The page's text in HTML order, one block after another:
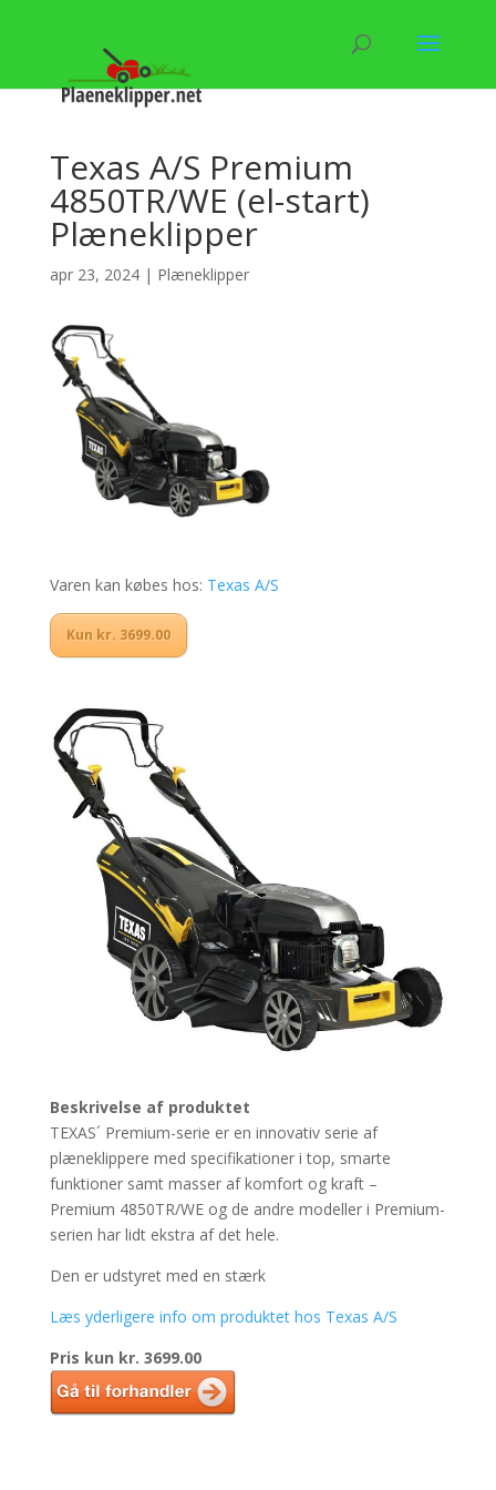
Texas A/S Premium
4850TR/WE (el-start)
Plæneklipper
apr 23, 2024| Plæneklipper
Varen kan købes hos: Texas A/S
Kun kr. 3699.00
Beskrivelse af produktet
TEXAS´ Premium-serie er en innovativ serie af
plæneklippere med specifikationer i top, smarte
funktioner samt masser af komfort og kraft –
Premium 4850TR/WE og de andre modeller i Premium-
serien har lidt ekstra af det hele.
Den er udstyret med en stærk
Læs yderligere info om produktet hos Texas A/S
Pris kun kr. 3699.00